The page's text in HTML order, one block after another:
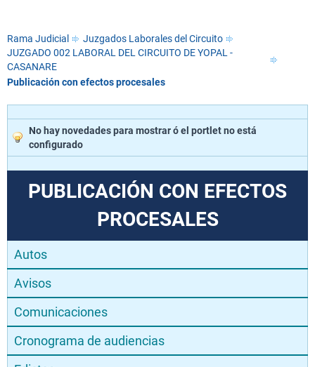
Rama Judicial
Juzgados Laborales del Circuito
JUZGADO 002 LABORAL DEL CIRCUITO DE YOPAL -
CASANARE
Publicación con efectos procesales
No hay novedades para mostrar ó el portlet no está
configurado
PUBLICACIÓN CON EFECTOS
PROCESALES
Autos
Avisos
Comunicaciones
Cronograma de audiencias